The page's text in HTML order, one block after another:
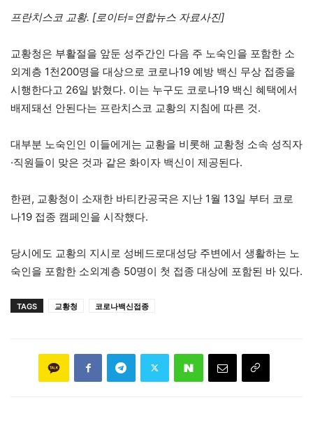
프란치스코 교황. [로이터=연합뉴스 자료사진]
교황청은 부활절을 앞둔 성주간인 다음 주 노숙인을 포함한 소
외계층 1천200명을 대상으로 코로나19 예방 백신 무상 접종을
시행한다고 26일 밝혔다. 이는 누구도 코로나19 백신 혜택에서
배제돼선 안된다는 프란치스코 교황의 지침에 따른 것.
대부분 노숙인인 이들에게는 교황을 비롯해 교황청 소속 성직자
·직원들이 맞은 것과 같은 화이자 백신이 제공된다.
한편, 교황청이 소재한 바티칸공국은 지난 1월 13일 부터 코로
나19 접종 캠페인을 시작했다.
당시에도 교황의 지시로 성베드로대성당 주변에서 생활하는 노
숙인을 포함한 소외계층 50명이 첫 접종 대상에 포함된 바 있다.
TAGS 교황청 코로나백신접종